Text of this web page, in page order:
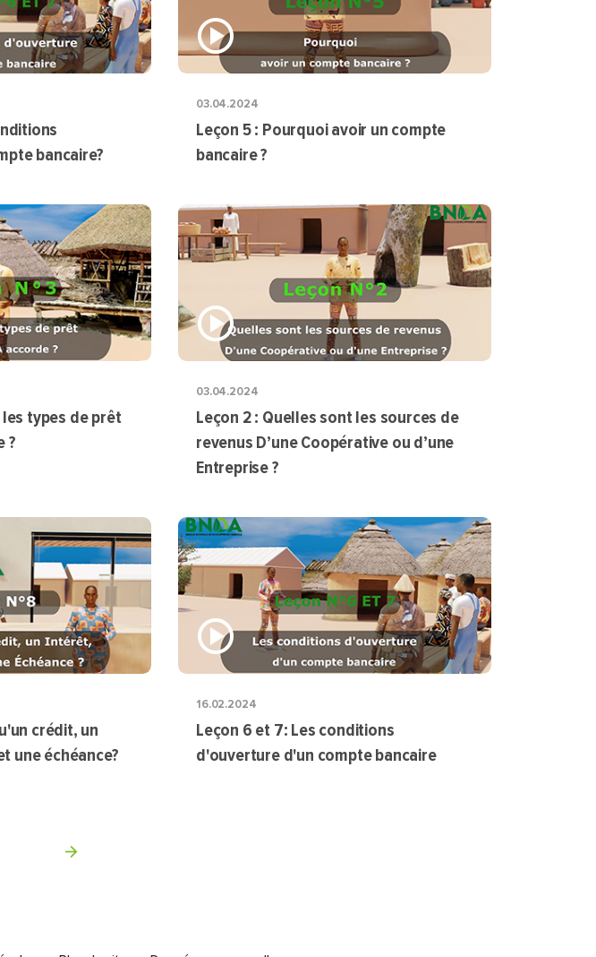
bancaire?
03.04.2024
Leçon 5 : Pourquoi avoir un compte
bancaire ?
les types de prêt
?
03.04.2024
Leçon 2 : Quelles sont les sources de
revenus D’une Coopérative ou d’une
Entreprise ?
crédit, un
une échéance?
16.02.2024
Leçon 6 et 7: Les conditions
d'ouverture d'un compte bancaire